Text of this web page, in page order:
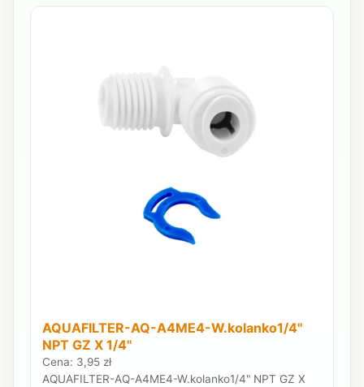
AQUAFILTER-AQ-A4ME4-W.kolanko1/4"
NPT GZ X 1/4"
Cena: 3,95 zł
AQUAFILTER-AQ-A4ME4-W.kolanko1/4" NPT GZ X